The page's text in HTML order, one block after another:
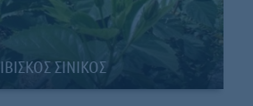
ΙΒΙΣΚΟΣ ΣΙΝΙΚΟΣ